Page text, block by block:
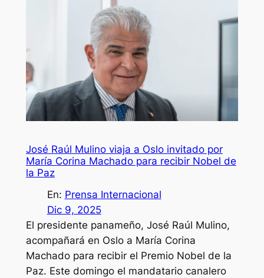
José Raúl Mulino viaja a Oslo invitado por
María Corina Machado para recibir Nobel de
la Paz
En: Prensa Internacional
Dic 9, 2025
El presidente panameño, José Raúl Mulino,
acompañará en Oslo a María Corina
Machado para recibir el Premio Nobel de la
Paz. Este domingo el mandatario canalero